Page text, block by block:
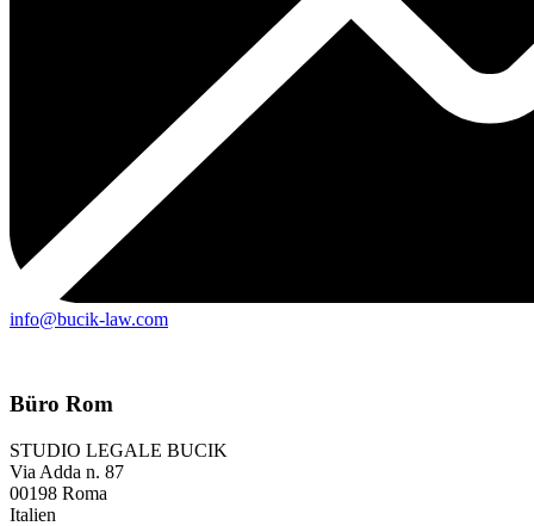
info@bucik-law.com
Büro Rom
STUDIO LEGALE BUCIK
Via Adda n. 87
00198 Roma
Italien